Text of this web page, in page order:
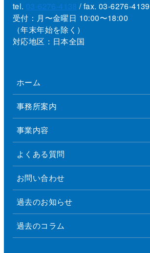
tel. 03-6276-4138 / fax. 03-6276-4139
受付：月〜金曜日 10:00〜18:00
（年末年始を除く）
対応地区：日本全国
ホーム
事務所案内
事業内容
よくある質問
お問い合わせ
過去のお知らせ
過去のコラム